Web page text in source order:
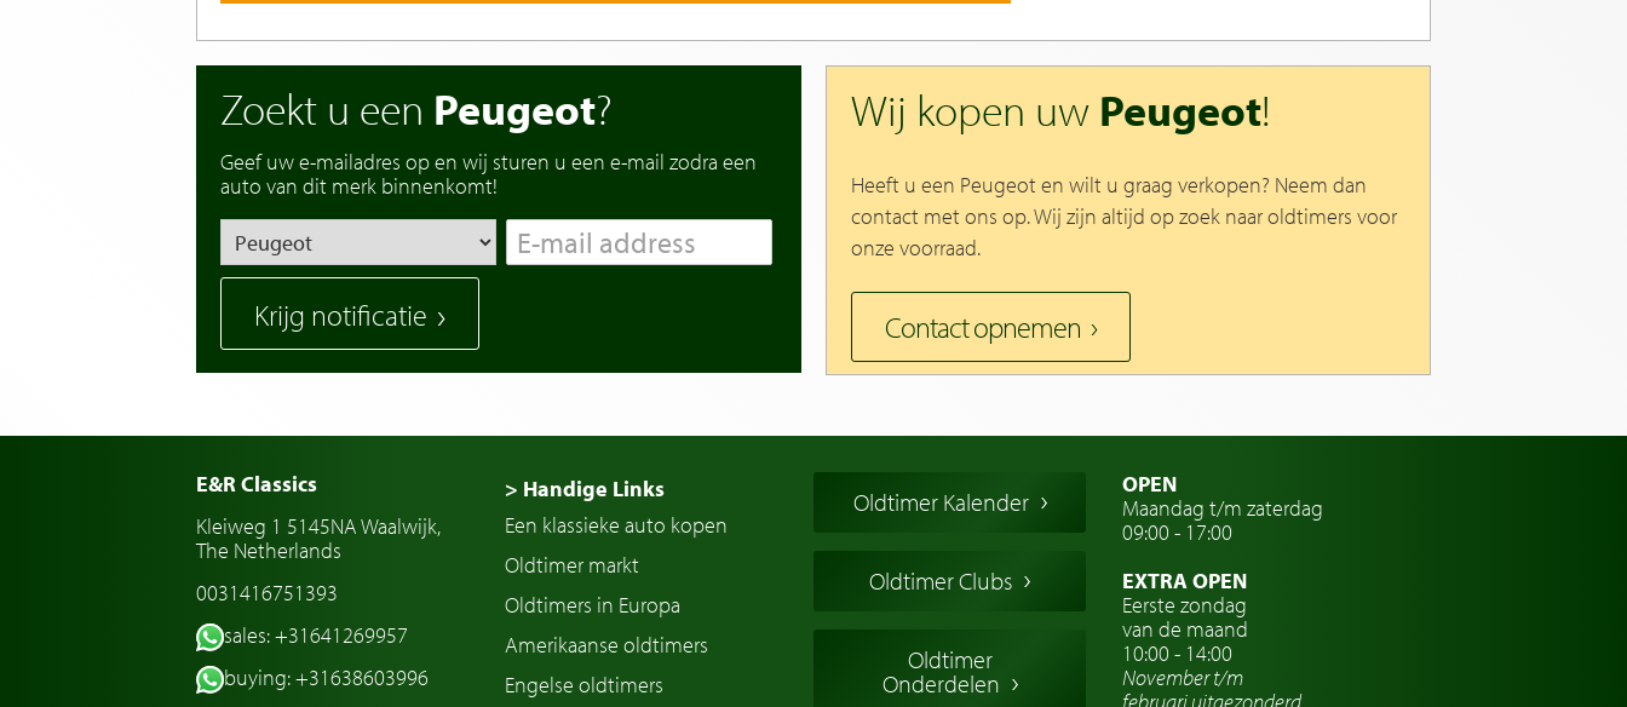
Zoekt u een Peugeot?
Geef uw e-mailadres op en wij sturen u een e-mail zodra een
auto van dit merk binnenkomt!
Krijg notificatie
Wij kopen uw Peugeot!
Heeft u een Peugeot en wilt u graag verkopen? Neem dan
contact met ons op. Wij zijn altijd op zoek naar oldtimers voor
onze voorraad.
Contact opnemen
E&R Classics
Kleiweg 1 5145NA Waalwijk,
The Netherlands
0031416751393
sales: +31641269957
buying: +31638603996
> Handige Links
Een klassieke auto kopen
Oldtimer markt
Oldtimers in Europa
Amerikaanse oldtimers
Engelse oldtimers
Oldtimer Kalender
Oldtimer Clubs
Oldtimer
Onderdelen
OPEN
Maandag t/m zaterdag
09:00 - 17:00
EXTRA OPEN
Eerste zondag
van de maand
10:00 - 14:00
November t/m